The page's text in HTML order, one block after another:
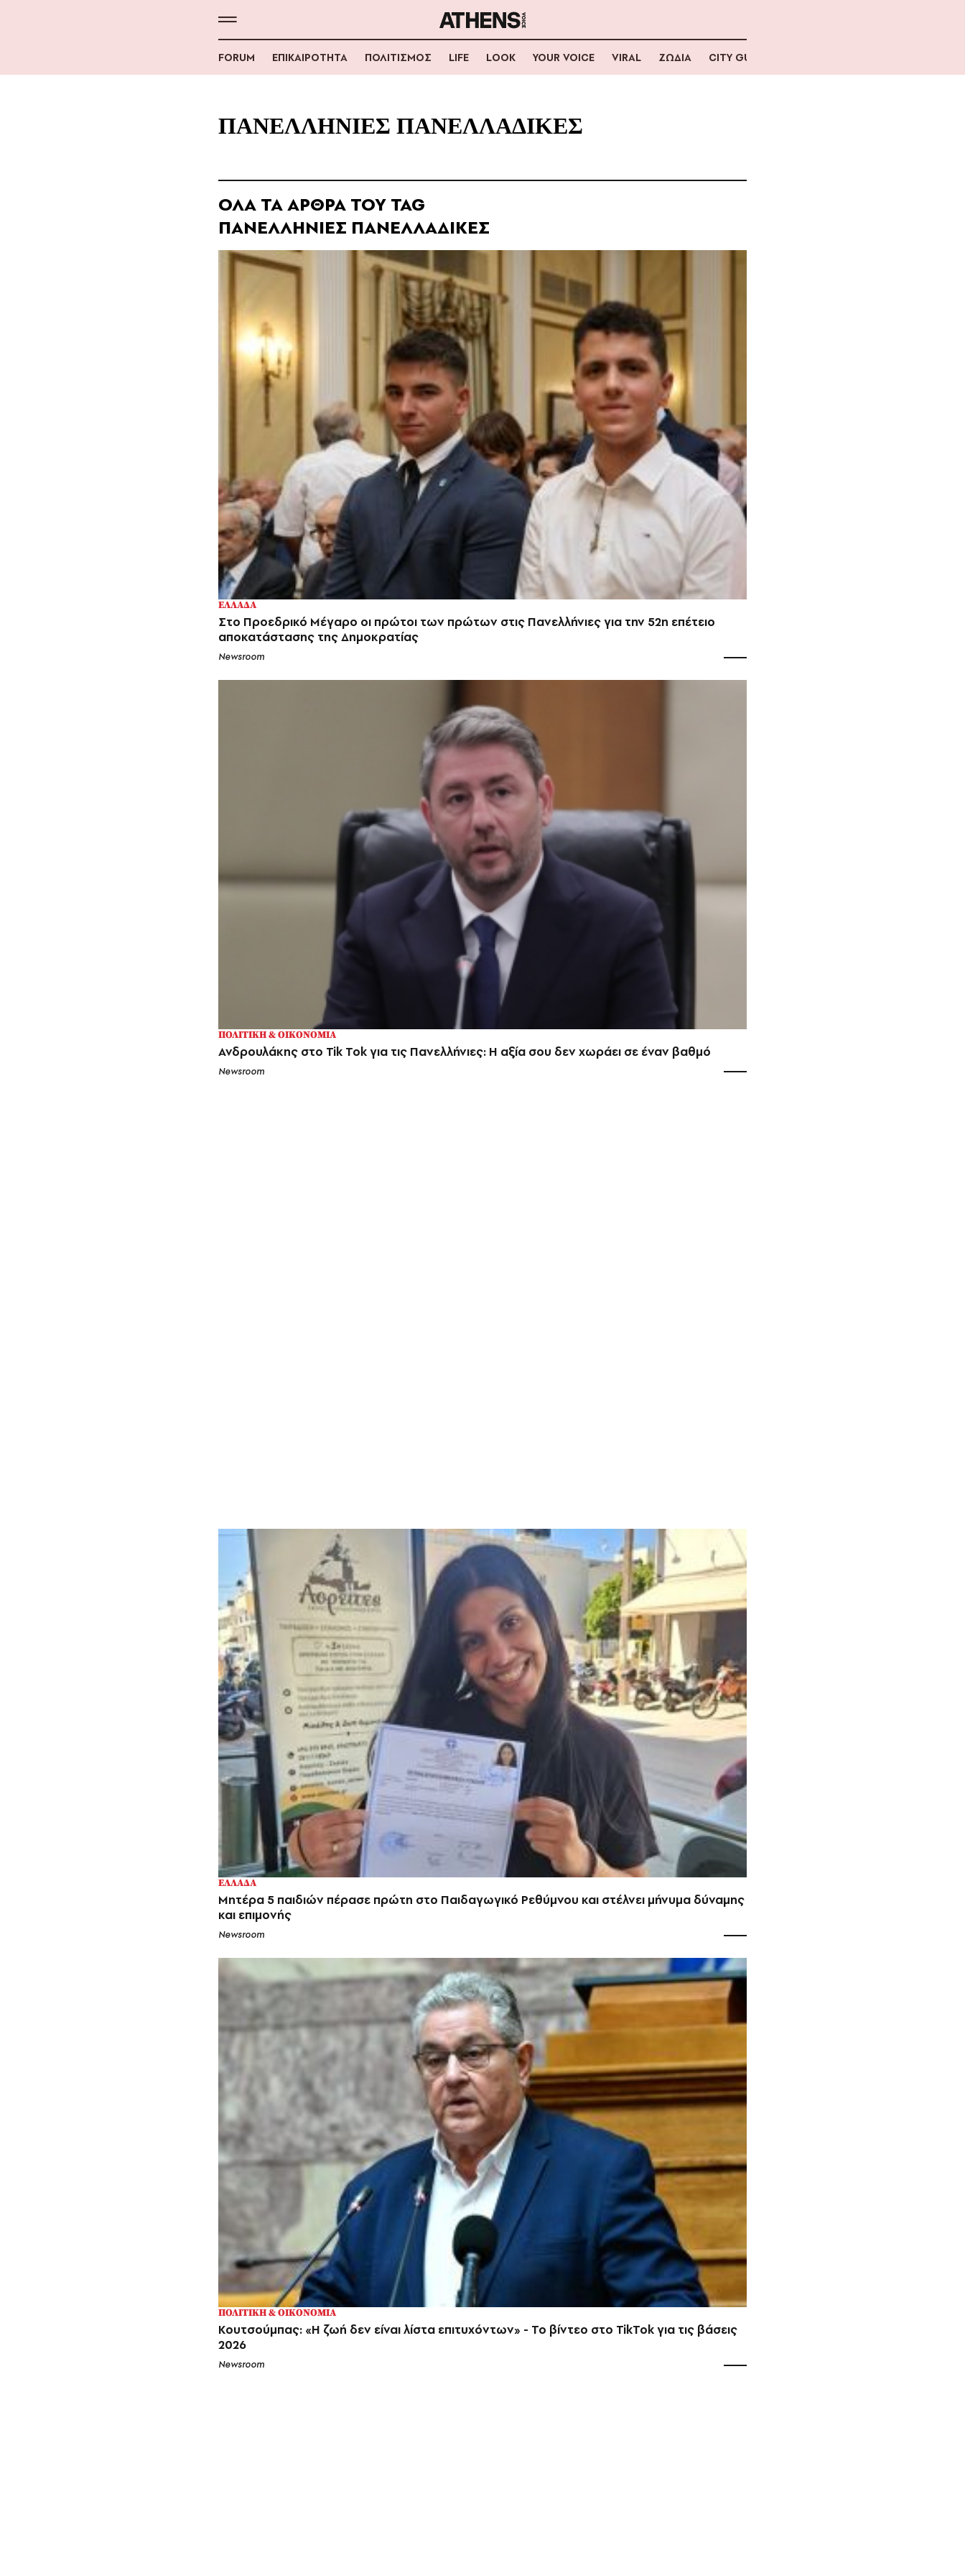
FORUM ΕΠΙΚΑΙΡΟΤΗΤΑ ΠΟΛΙΤΙΣΜΟΣ LIFE LOOK YOUR VOICE VIRAL ΖΩΔΙΑ CITY GUIDE
ΠΑΝΕΛΛΗΝΙΕΣ ΠΑΝΕΛΛΑΔΙΚΕΣ
ΟΛΑ ΤΑ ΑΡΘΡΑ ΤΟΥ TAG
ΠΑΝΕΛΛΗΝΙΕΣ ΠΑΝΕΛΛΑΔΙΚΕΣ
ΕΛΛΑΔΑ
Στο Προεδρικό Μέγαρο οι πρώτοι των πρώτων στις Πανελλήνιες για την 52η επέτειο
αποκατάστασης της Δημοκρατίας
Newsroom
ΠΟΛΙΤΙΚΗ & ΟΙΚΟΝΟΜΙΑ
Ανδρουλάκης στο Tik Tok για τις Πανελλήνιες: Η αξία σου δεν χωράει σε έναν βαθμό
Newsroom
ΕΛΛΑΔΑ
Μητέρα 5 παιδιών πέρασε πρώτη στο Παιδαγωγικό Ρεθύμνου και στέλνει μήνυμα δύναμης
και επιμονής
Newsroom
ΠΟΛΙΤΙΚΗ & ΟΙΚΟΝΟΜΙΑ
Κουτσούμπας: «Η ζωή δεν είναι λίστα επιτυχόντων» - Το βίντεο στο TikTok για τις βάσεις
2026
Newsroom